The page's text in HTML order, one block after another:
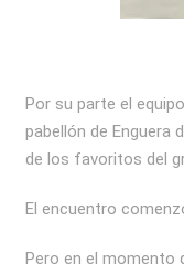
Por su parte el equipo
pabellón de Enguera
de los favoritos del
El encuentro
Pero en el momento